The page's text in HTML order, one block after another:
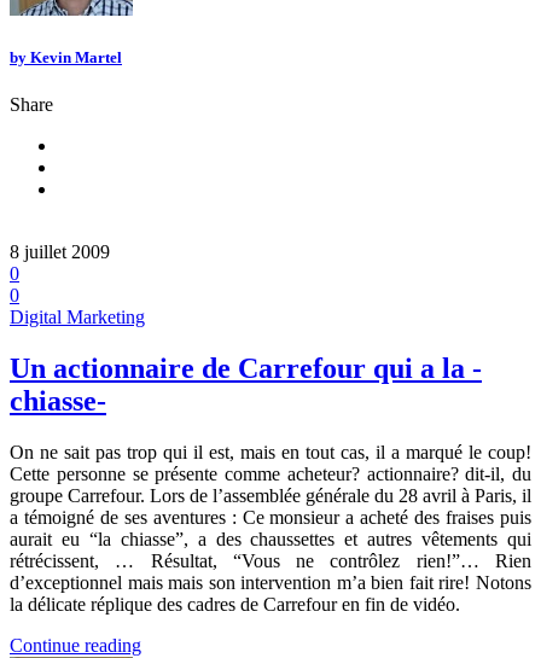
by Kevin Martel
Share
8 juillet 2009
0
0
Digital Marketing
Un actionnaire de Carrefour qui a la -
chiasse-
On ne sait pas trop qui il est, mais en tout cas, il a marqué le coup!
Cette personne se présente comme acheteur? actionnaire? dit-il, du
groupe Carrefour. Lors de l’assemblée générale du 28 avril à Paris, il
a témoigné de ses aventures : Ce monsieur a acheté des fraises puis
aurait eu “la chiasse”, a des chaussettes et autres vêtements qui
rétrécissent, … Résultat, “Vous ne contrôlez rien!”… Rien
d’exceptionnel mais mais son intervention m’a bien fait rire! Notons
la délicate réplique des cadres de Carrefour en fin de vidéo.
Continue reading